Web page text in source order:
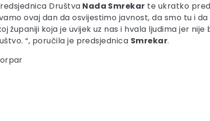
Društva Nada Smrekar te ukratko
ovaj dan da osvijestimo javnost, da smo tu i
županiji koja je uvijek uz nas i hvala ljudima jer
“, poručila je predsjednica Smrekar.